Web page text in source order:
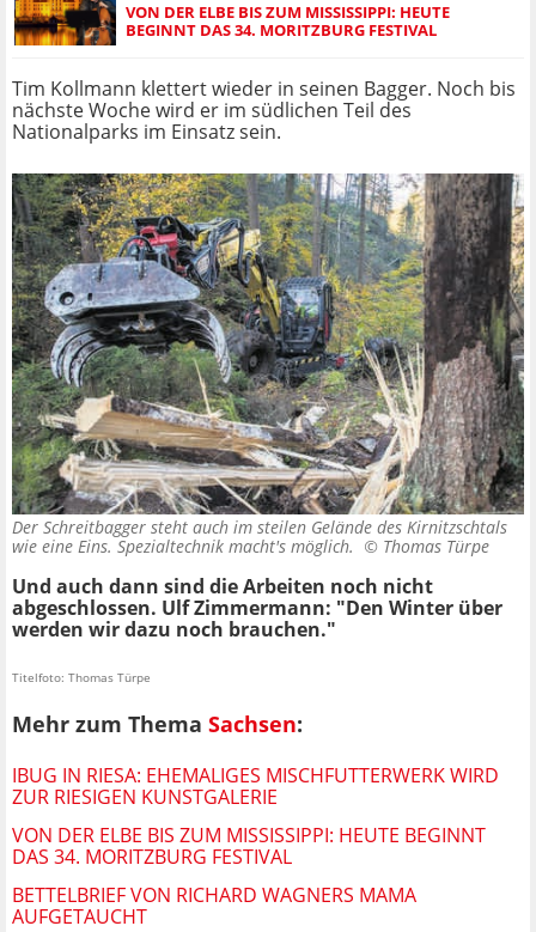
VON DER ELBE BIS ZUM MISSISSIPPI: HEUTE
BEGINNT DAS 34. MORITZBURG FESTIVAL
Tim Kollmann klettert wieder in seinen Bagger. Noch bis
nächste Woche wird er im südlichen Teil des
Nationalparks im Einsatz sein.
Der Schreitbagger steht auch im steilen Gelände des Kirnitzschtals
wie eine Eins. Spezialtechnik macht's möglich. © Thomas Türpe
Und auch dann sind die Arbeiten noch nicht
abgeschlossen. Ulf Zimmermann: "Den Winter über
werden wir dazu noch brauchen."
Titelfoto: Thomas Türpe
Mehr zum Thema Sachsen:
IBUG IN RIESA: EHEMALIGES MISCHFUTTERWERK WIRD
ZUR RIESIGEN KUNSTGALERIE
VON DER ELBE BIS ZUM MISSISSIPPI: HEUTE BEGINNT
DAS 34. MORITZBURG FESTIVAL
BETTELBRIEF VON RICHARD WAGNERS MAMA
AUFGETAUCHT